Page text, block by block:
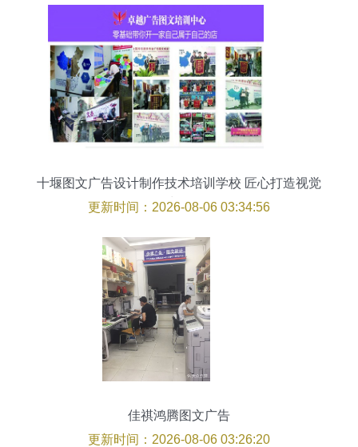
十堰图文广告设计制作技术培训学校 匠心打造视觉
力量
更新时间：2026-08-06 03:34:56
佳祺鸿腾图文广告
更新时间：2026-08-06 03:26:20